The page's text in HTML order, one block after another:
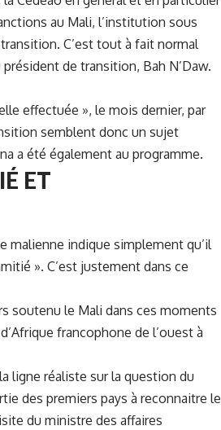
au Mali, l’institution sous
C’est tout à fait normal
de transition, Bah N’Daw.
effectuée », le mois dernier, par
semblent donc un sujet
a été également au programme.
ET
malienne indique simplement qu’il
». C’est justement dans ce
soutenu le Mali dans ces moments
francophone de l’ouest à
ligne réaliste sur la question du
des premiers pays à reconnaitre le
du ministre des affaires